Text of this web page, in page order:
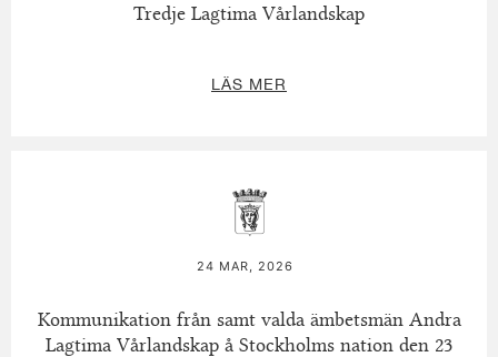
Tredje Lagtima Vårlandskap
LÄS MER
24 MAR, 2026
Kommunikation från samt valda ämbetsmän Andra
Lagtima Vårlandskap å Stockholms nation den 23